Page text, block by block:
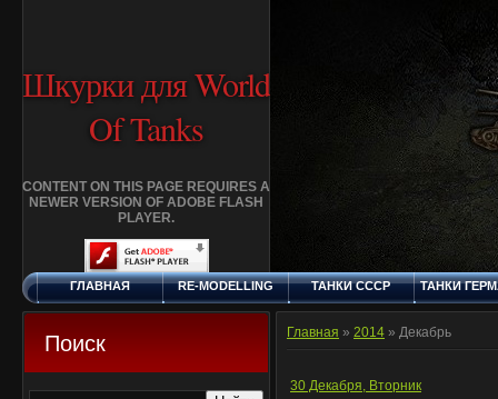
Шкурки для World
Of Tanks
CONTENT ON THIS PAGE REQUIRES A
NEWER VERSION OF ADOBE FLASH
PLAYER.
СУББОТА, 8.8.2026
ГЛАВНАЯ RE-MODELLING ТАНКИ СССР ТАНКИ
ДОБАВИТЬ
КЛАНЫ FAQ
Поиск Главная » 2014 » Декабрь
30 Декабря, Вторник